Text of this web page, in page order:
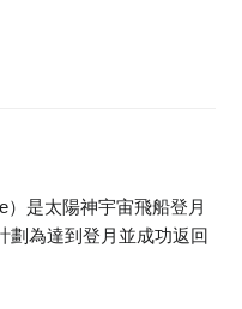
）是太陽神宇宙飛船登月
劃為達到登月並成功返回